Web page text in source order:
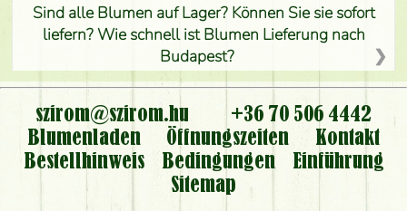
Sind alle Blumen auf Lager? Können Sie sie sofort
liefern? Wie schnell ist Blumen Lieferung nach
Budapest?
Ist der Blumenladen non stop geöffnet?
Kann ich den bestellten Blumenstrauß persönlich
nehmen oder nur per Blumenversand?
Ist eine Bestellung für ländliche Gebiete möglich?
szirom@szirom.hu
+36 70 506 4442
Blumenladen
Öffnungszeiten
Kontakt
Bestellhinweis
Bedingungen
Einführung
Sitemap